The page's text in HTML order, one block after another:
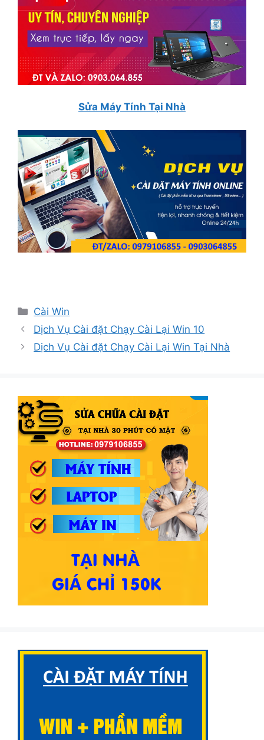
Sửa Máy Tính Tại Nhà
Danh
mục
Cài Win
Dịch Vụ Cài đặt Chạy Cài Lại Win 10
Dịch Vụ Cài đặt Chạy Cài Lại Win Tại Nhà